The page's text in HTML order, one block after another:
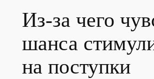
Из-за чего
шанса
на поступки